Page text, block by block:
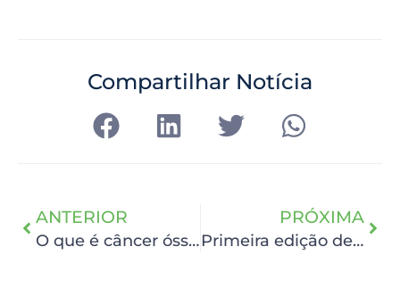
Compartilhar Notícia
ANTERIOR
O que é câncer ósseo
PRÓXIMA
Primeira edição de Fellowship em Urologia Oncológica alcançou objetivos